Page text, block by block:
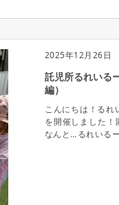
2025年12月26日
託児所るれいる
編）
こんにちは！るれ
を開催しました！
なんと…るれいる